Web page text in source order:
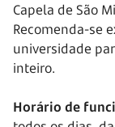
Capela de São
Recomenda-se
universidade
inteiro.
Horário de